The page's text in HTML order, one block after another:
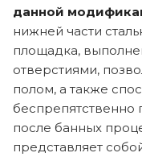
данной
нижней части
площадка,
отверстиями,
полом, а также
после банных
представляет